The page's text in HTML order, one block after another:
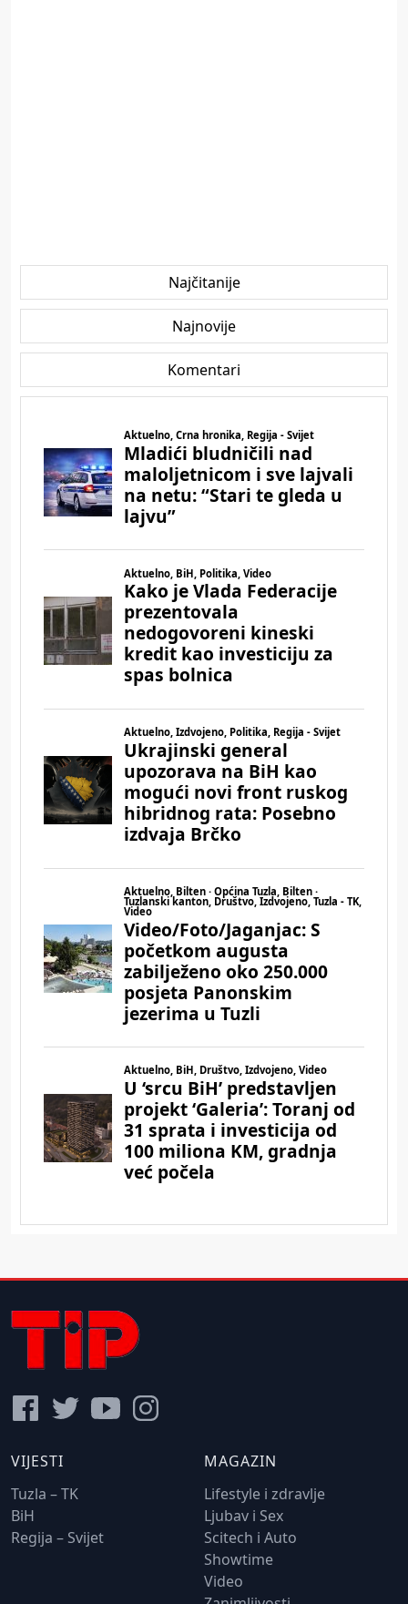
Najčitanije
Najnovije
Komentari
VIJESTI
Tuzla – TK
BiH
Regija – Svijet
MAGAZIN
Lifestyle i zdravlje
Ljubav i Sex
Scitech i Auto
Showtime
Video